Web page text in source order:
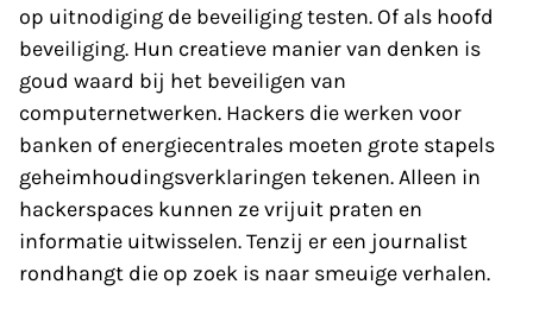
op uitnodiging de beveiliging testen. Of als hoofd
beveiliging. Hun creatieve manier van denken is
goud waard bij het beveiligen van
computernetwerken. Hackers die werken voor
banken of energiecentrales moeten grote stapels
geheimhoudingsverklaringen tekenen. Alleen in
hackerspaces kunnen ze vrijuit praten en
informatie uitwisselen. Tenzij er een journalist
rondhangt die op zoek is naar smeuige verhalen.